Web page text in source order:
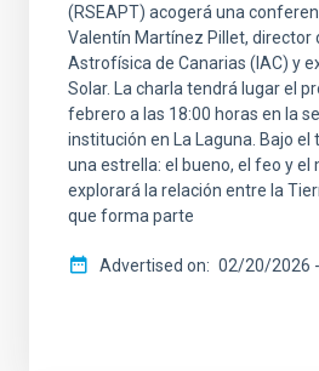
(RSEAPT) acogerá una
Valentín Martínez Pillet, director
Astrofísica de Canarias (IAC) y
Solar. La charla tendrá lugar el
febrero a las 18:00 horas en la
institución en La Laguna. Bajo el
una estrella: el bueno, el feo y el
explorará la relación entre la
que forma parte
Advertised on 02/20/2026